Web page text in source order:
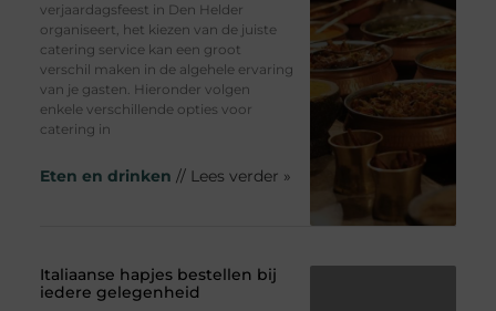
verjaardagsfeest in Den Helder
organiseert, het kiezen van de juiste
catering service kan een groot
verschil maken in de algehele ervaring
van je gasten. Hieronder volgen
enkele verschillende opties voor
catering in
Eten en drinken // Lees verder »
Italiaanse hapjes bestellen bij
iedere gelegenheid